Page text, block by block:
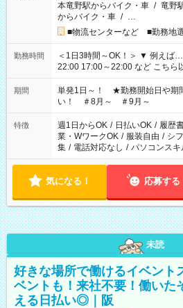
本竜野駅からバイク・車 / 竜野
からバイク・車 / …
■物流センターなど ■勤務地
勤務時間
＜1日3時間～OK！＞ ▼ 例えば… ▼ 15:00～18:00 15:00～
22:00 17:00～22:00 など こちら以外の時間もお気軽にご相談く
ださい！
期間
単発1日～！ ★勤務開始日や期
い！ ＃8月～ ＃9月～
特徴 週1日からOK / 日払いOK / 履歴
業・WワークOK / 服装自由 / シ
集 / 電話対応なし / パソコンスキ
気になる！ 応募する
未読
好きな場所で働けるイベン
ベントも！来社不要！働いた
える日払い◎｜阪